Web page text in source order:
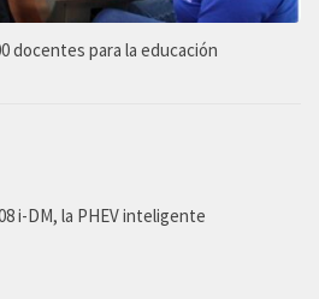
docentes para la educación
i-DM, la PHEV inteligente